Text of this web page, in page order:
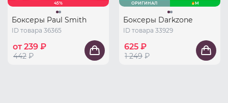
45%
Боксеры Paul Smith
ID товара 36365
от 239 ₽
442 ₽
ОРИГИНАЛ
M
Боксеры Darkzone
ID товара 33929
625 ₽
1 249 ₽